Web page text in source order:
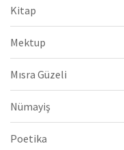
Kitap
Mektup
Mısra Güzeli
Nümayiş
Poetika